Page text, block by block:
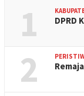
1 DPRD
2